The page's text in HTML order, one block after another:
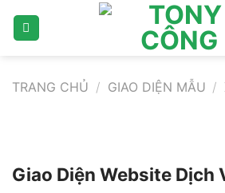
TRANG CHỦ / GIAO DIỆN MẪU /
Giao Diện Website Dịch